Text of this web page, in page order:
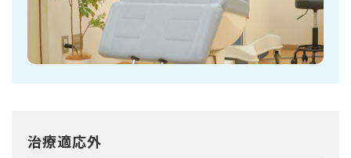
治療適応外